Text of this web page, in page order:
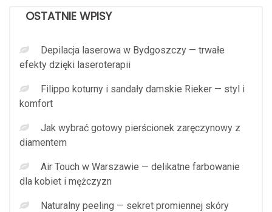
OSTATNIE WPISY
Depilacja laserowa w Bydgoszczy — trwałe
efekty dzięki laseroterapii
Filippo koturny i sandały damskie Rieker — styl i
komfort
Jak wybrać gotowy pierścionek zaręczynowy z
diamentem
Air Touch w Warszawie — delikatne farbowanie
dla kobiet i mężczyzn
Naturalny peeling — sekret promiennej skóry